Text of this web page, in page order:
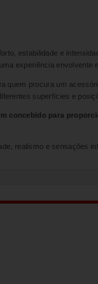
estabilidade e
experiência envolvente
procura um
superfícies e
concebido para
realismo e sensações